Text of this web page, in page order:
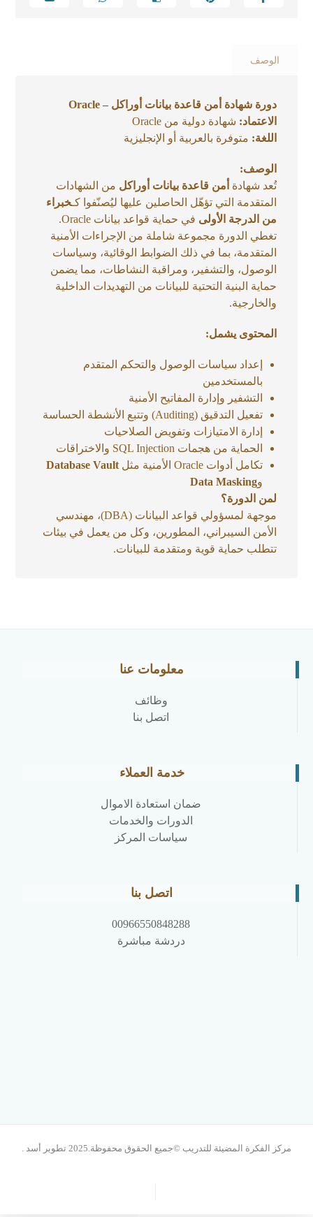
الوصف
دورة شهادة أمن قاعدة بيانات أوراكل – Oracle
الاعتماد: شهادة دولية من Oracle
اللغة: متوفرة بالعربية أو الإنجليزية
الوصف:
تُعد شهادة أمن قاعدة بيانات أوراكل من الشهادات
المتقدمة التي تؤهّل الحاصلين عليها ليُصنّفوا كـخبراء
من الدرجة الأولى
في حماية قواعد بيانات Oracle.
تغطي الدورة مجموعة شاملة من الإجراءات الأمنية
المتقدمة، بما في ذلك الضوابط الوقائية، وسياسات
الوصول، والتشفير، ومراقبة النشاطات، مما يضمن
حماية البنية التحتية للبيانات من التهديدات الداخلية
والخارجية.
المحتوى يشمل:
إعداد سياسات الوصول والتحكم المتقدم
بالمستخدمين
التشفير وإدارة المفاتيح الأمنية
تفعيل التدقيق (Auditing) وتتبع الأنشطة الحساسة
إدارة الامتيازات وتفويض الصلاحيات
الحماية من هجمات SQL Injection والاختراقات
تكامل أدوات Oracle الأمنية مثل
Database Vault
وData Masking
لمن الدورة؟
موجهة لمسؤولي قواعد البيانات (DBA)، مهندسي
الأمن السيبراني، المطورين، وكل من يعمل في بيئات
تتطلب حماية قوية ومتقدمة للبيانات.
معلومات عنا
وظائف
اتصل بنا
خدمة العملاء
ضمان استعادة الاموال
الدورات والخدمات
سياسات المركز
اتصل بنا
00966550848288
دردشة مباشرة
مركز الفكرة المضيئة للتدريب ©جميع الحقوق محفوظة.2025 تطوير أسد .